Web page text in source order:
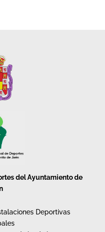
del Ayuntamiento de
Deportivas